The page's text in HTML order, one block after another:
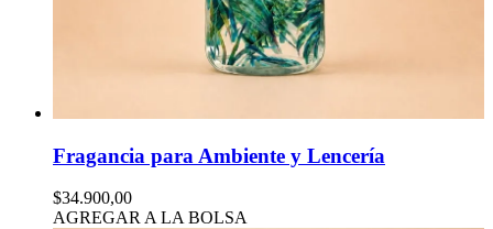
Fragancia para Ambiente y Lencería
$34.900,00
AGREGAR A LA BOLSA